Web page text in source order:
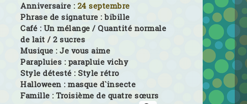
Anniversaire : 24 septembre
Phrase de signature :bibille
Café : Un mélange / Quantité normale
de lait / 2 sucres
Musique :Je vous aime
Parapluies : parapluie vichy
Style détesté : Style rétro
Halloween :masque d`insecte
Famille :Troisième de quatre sœurs